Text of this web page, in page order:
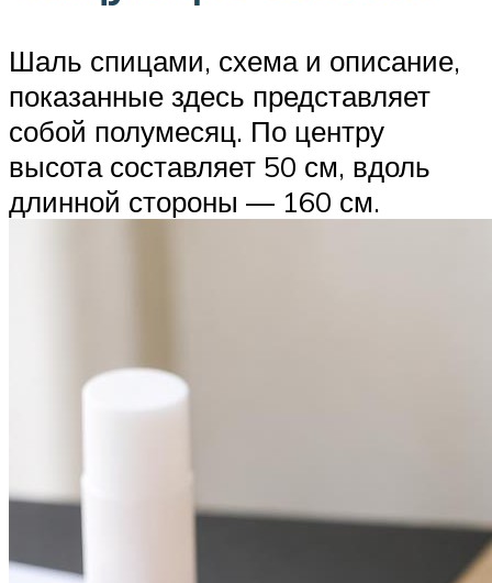
Шаль спицами, схема и описание,
показанные здесь представляет
собой полумесяц. По центру
высота составляет 50 см, вдоль
длинной стороны — 160 см.